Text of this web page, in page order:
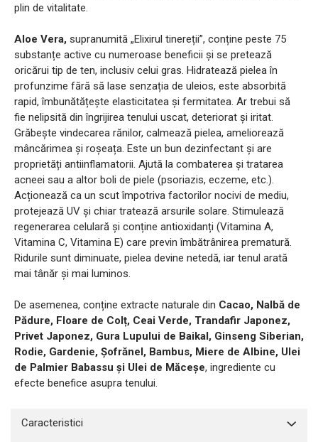
plin de vitalitate.
Aloe Vera, supranumită „Elixirul tinereții”, conține peste 75
substanțe active cu numeroase beneficii și se pretează
oricărui tip de ten, inclusiv celui gras. Hidratează pielea în
profunzime fără să lase senzația de uleios, este absorbită
rapid, îmbunătățește elasticitatea și fermitatea. Ar trebui să
fie nelipsită din îngrijirea tenului uscat, deteriorat și iritat.
Grăbește vindecarea rănilor, calmează pielea, ameliorează
mâncărimea și roșeața. Este un bun dezinfectant și are
proprietăți antiinflamatorii. Ajută la combaterea și tratarea
acneei sau a altor boli de piele (psoriazis, eczeme, etc.).
Acționează ca un scut împotriva factorilor nocivi de mediu,
protejează UV și chiar tratează arsurile solare. Stimulează
regenerarea celulară și conține antioxidanți (Vitamina A,
Vitamina C, Vitamina E) care previn îmbătrânirea prematură.
Ridurile sunt diminuate, pielea devine netedă, iar tenul arată
mai tânăr și mai luminos.
De asemenea, conține extracte naturale din Cacao, Nalbă de
Pădure, Floare de Colț, Ceai Verde, Trandafir Japonez,
Privet Japonez, Gura Lupului de Baikal, Ginseng Siberian,
Rodie, Gardenie, Șofrănel, Bambus, Miere de Albine, Ulei
de Palmier Babassu și Ulei de Măceșe, ingrediente cu
efecte benefice asupra tenului.
Caracteristici